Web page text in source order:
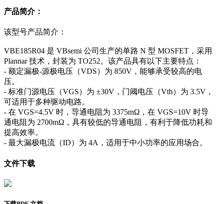
产品简介：
该型号产品简介：
VBE185R04 是 VBsemi 公司生产的单路 N 型 MOSFET，采用
Plannar 技术，封装为 TO252。该产品具有以下主要特点：
- 额定漏极-源极电压（VDS）为 850V，能够承受较高的电
压。
- 标准门源电压（VGS）为 ±30V，门阈电压（Vth）为 3.5V，
可适用于多种驱动电路。
- 在 VGS=4.5V 时，导通电阻为 3375mΩ，在 VGS=10V 时导
通电阻为 2700mΩ，具有较低的导通电阻，有利于降低功耗和
提高效率。
- 最大漏极电流（ID）为 4A，适用于中小功率的应用场合。
文件下载